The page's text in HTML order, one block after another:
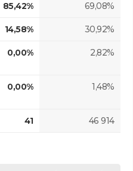
85,42% 69,08%
14,58% 30,92%
0,00% 2,82%
0,00% 1,48%
41 46 914